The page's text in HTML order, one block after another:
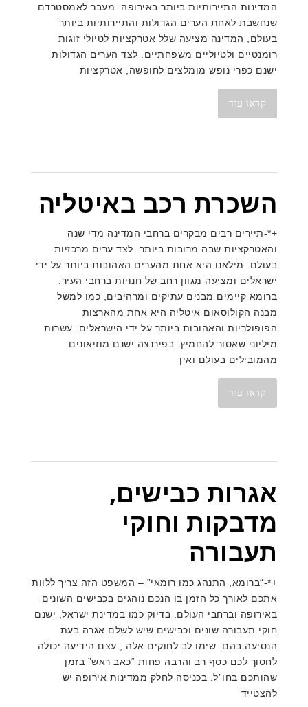
המדינות התיירותיות ביותר באירופה. מעבר לאמסטרדם
שנחשבת לאחת הערים הגדולות והתיירותיות ביותר
בעולם, המדינה מציעה שלל אטרקציות לטיולי זוגות
רומנטיים ולטיוליים משפחתיים. לצד הערים הגדולות
ישנם כפרי נופש מומלצים לחופשה, אטרקציות
קראו עוד
השכרת רכב באיטליה
+*-תיירים רבים מבקרים ברחבי המדינה מדי שנה
והאטרקציות שבה מרובות ביותר. לצד ערים מרכזיות
בעולם. מילאנו היא אחת מהערים האהובות ביותר על ידי
ישראלים ומציעה מגוון רחב של חנויות ברחבי העיר.
ברומא קיימים מבנים עתיקים ומרהיבים, כמו למשל
מבנה הקולוסאום איטליה היא אחת מהארצות
הפופולריות והאהובות ביותר על ידי הישראלים. עשרות
מיליוני שאסור להחמיץ. בפירנצה ישנם מוזיאונים
מהמובילים בעולם ואין
קראו עוד
אגרות כבישים,
מדבקות וחוקי
תעבורה
+*-“ברומא, התנהג כמו רומאי” – המשפט הזה צריך ללוות
אתכם לאורך כל הזמן בו הנכם נוהגים בכבישים השונים
באירופה וברחבי העולם. בדיוק כמו במדינת ישראל, ישנם
חוקי תעבורה שונים וכבישים שיש לשלם אגרה בעת
הנסיעה בהם. שימו לב לחוקים אלה , עצם הידיעה יכולה
לחסוך לכם כסף רב והרבה פחות “כאב ראש” בזמן
שהותכם בחו”ל. בכניסה לחלק ממדינות אירופה יש
להצטייד